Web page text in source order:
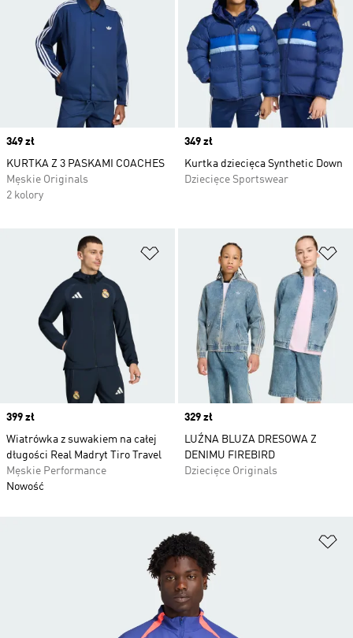
Price
349 zł
KURTKA Z 3 PASKAMI COACHES
Męskie Originals
2 kolory
Price
349 zł
Kurtka dziecięca Synthetic Down
Dziecięce Sportswear
Dodaj do listy życzeń
Price
399 zł
Wiatrówka z suwakiem na całej
długości Real Madryt Tiro Travel
Męskie Performance
Nowość
Price
329 zł
LUŹNA BLUZA DRESOWA Z
DENIMU FIREBIRD
Dziecięce Originals